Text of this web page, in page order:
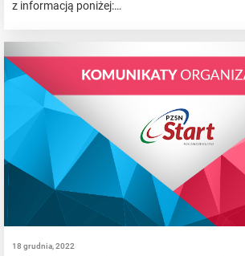
z informacją poniżej:…
18 grudnia, 2022